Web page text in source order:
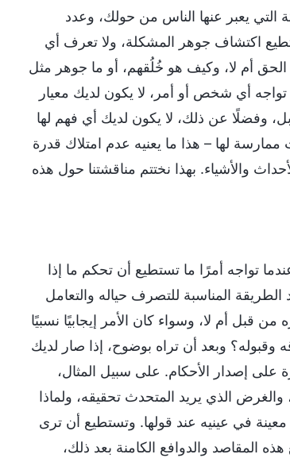
يعبر عنها الناس من حولك، وعدد
اكتشاف جوهر المشكلة، ولا تعرف أي
الحق أم لا، وكيف هو خُلُقهم، أو ما جوهر مثل
أي شخص أو أمر، لا يكون لديك معيار
وفضلًا عن ذلك، لا يكون لديك أي فهم لها
لها – هذا ما يعنيه عدم امتلاك قدرة
والأشياء. بهذا نختتم مناقشتنا حول هذه
تواجه أمرًا ما تستطيع أن تحكم ما إذا
المناسبة للتصرف حياله والتعامل
قبل أم لا، وسواء كان الأمر إيجابيًا نسبيًا
وقبوله؟ وبعد أن تراه بوضوح، إذا صار لديك
على إصدار الأحكام. على سبيل المثال،
الذي يريد المتحدث تحقيقه، ولماذا
معينة في عينيه عند قولها. وتستطيع أن ترى
المقاصد والدوافع الكامنة بعد ذلك،